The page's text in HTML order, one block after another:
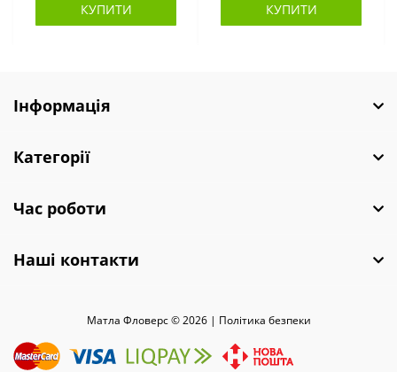
КУПИТИ КУПИТИ
Інформація
Категорії
Час роботи
Наші контакти
Матла Фловерс © 2026 | Полiтика безпеки